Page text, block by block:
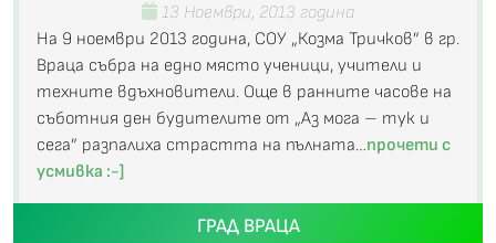
13 Ноември, 2013 година
На 9 ноември 2013 година, СОУ „Козма Тричков” в гр.
Враца събра на едно място ученици, учители и
техните вдъхновители. Още в ранните часове на
съботния ден будителите от „Аз мога – тук и
сега” разпалиха страстта на пълната…прочети с
усмивка :-]
ГРАД ВРАЦА